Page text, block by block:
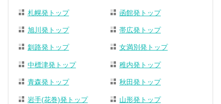
札幌発トップ 函館発トップ
旭川発トップ 帯広発トップ
釧路発トップ 女満別発トップ
中標津発トップ 稚内発トップ
青森発トップ 秋田発トップ
岩手(花巻)発トップ 山形発トップ